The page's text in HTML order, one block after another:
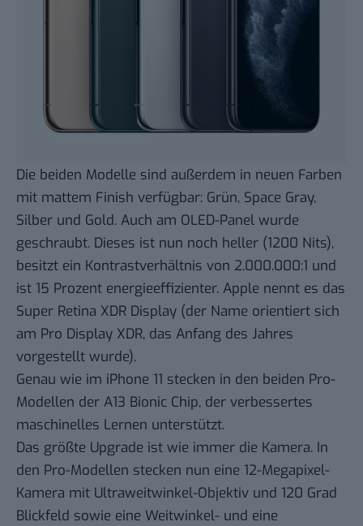
Die beiden Modelle sind außerdem in neuen Farben
mit mattem Finish verfügbar: Grün, Space Gray,
Silber und Gold. Auch am OLED-Panel wurde
geschraubt. Dieses ist nun noch heller (1200 Nits),
besitzt ein Kontrastverhältnis von 2.000.000:1 und
ist 15 Prozent energieeffizienter. Apple nennt es das
Super Retina XDR Display (der Name orientiert sich
am Pro Display XDR, das Anfang des Jahres
vorgestellt wurde).
Genau wie im iPhone 11 stecken in den beiden Pro-
Modellen der A13 Bionic Chip, der verbessertes
maschinelles Lernen unterstützt.
Das größte Upgrade ist wie immer die Kamera. In
den Pro-Modellen stecken nun eine 12-Megapixel-
Kamera mit Ultraweitwinkel-Objektiv und 120 Grad
Blickfeld sowie eine Weitwinkel- und eine